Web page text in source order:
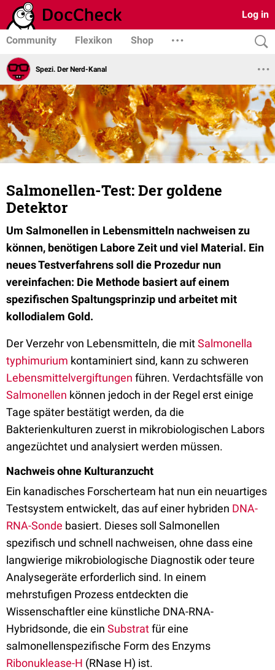
Log in
Community Flexikon Shop
Spezi. Der Nerd-Kanal
Salmonellen-Test: Der goldene
Detektor
Um Salmonellen in Lebensmitteln nachweisen zu
können, benötigen Labore Zeit und viel Material. Ein
neues Testverfahrens soll die Prozedur nun
vereinfachen: Die Methode basiert auf einem
spezifischen Spaltungsprinzip und arbeitet mit
kollodialem Gold.
Der Verzehr von Lebensmitteln, die mitSalmonella
typhimurium kontaminiert sind, kann zu schweren
Lebensmittelvergiftungen führen. Verdachtsfälle von
Salmonellen können jedoch in der Regel erst einige
Tage später bestätigt werden, da die
Bakterienkulturen zuerst in mikrobiologischen Labors
angezüchtet und analysiert werden müssen.
Nachweis ohne Kulturanzucht
Ein kanadisches Forscherteam hat nun ein neuartiges
Testsystem entwickelt, das auf einer hybriden DNA-
RNA-Sonde basiert. Dieses soll Salmonellen
spezifisch und schnell nachweisen, ohne dass eine
langwierige mikrobiologische Diagnostik oder teure
Analysegeräte erforderlich sind. In einem
mehrstufigen Prozess entdeckten die
Wissenschaftler eine künstliche DNA-RNA-
Hybridsonde, die ein Substratfür eine
salmonellenspezifische Form des Enzyms
Ribonuklease-H (RNase H) ist.